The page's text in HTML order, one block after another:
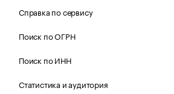
Справка по сервису
Поиск по ОГРН
Поиск по ИНН
Статистика и аудитория